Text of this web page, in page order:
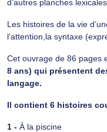
d’autres planches
Les histoires de la vie
l’attention,la syntaxe
Cet ouvrage de 86 pages
8 ans) qui présentent
langage.
Il contient 6 histoires
1 - À la piscine